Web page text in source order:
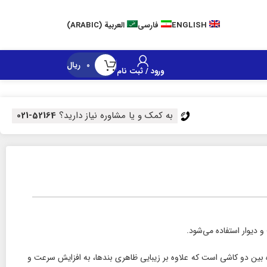
Customer
ENGLISH فارسی العربية (
ARABIC
)
ورود / ثبت نام 0 ریال
به کمک و یا مشاوره نیاز دارید؟ 52164-021
استفاده می‌شود.
دو کاشی است که علاوه بر زیبایی ظاهری بندها، به افزایش سرعت و